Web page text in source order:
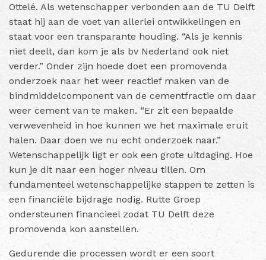
Ottelé. Als wetenschapper verbonden aan de TU Delft
staat hij aan de voet van allerlei ontwikkelingen en
staat voor een transparante houding. “Als je kennis
niet deelt, dan kom je als bv Nederland ook niet
verder.” Onder zijn hoede doet een promovenda
onderzoek naar het weer reactief maken van de
bindmiddelcomponent van de cementfractie om daar
weer cement van te maken. “Er zit een bepaalde
verwevenheid in hoe kunnen we het maximale eruit
halen. Daar doen we nu echt onderzoek naar.”
Wetenschappelijk ligt er ook een grote uitdaging. Hoe
kun je dit naar een hoger niveau tillen. Om
fundamenteel wetenschappelijke stappen te zetten is
een financiële bijdrage nodig. Rutte Groep
ondersteunen financieel zodat TU Delft deze
promovenda kon aanstellen.
Gedurende die processen wordt er een soort